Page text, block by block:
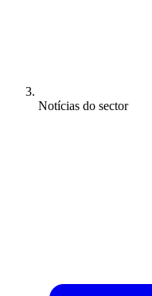
Notícias do sector